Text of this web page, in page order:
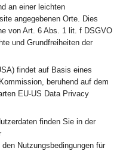
an einer leichten
angegebenen Orte. Dies
von Art. 6 Abs. 1 lit. f DSGVO
und Grundfreiheiten der
findet auf Basis eines
beruhend auf dem
EU-US Data Privacy
finden Sie in der
den Nutzungsbedingungen für